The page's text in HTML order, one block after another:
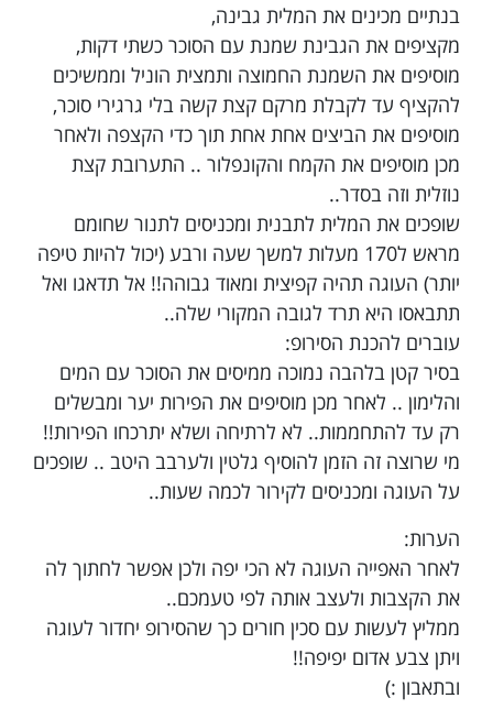
בנתיים מכינים את המלית גבינה,
מקציפים את הגבינת שמנת עם הסוכר כשתי דקות,
מוסיפים את השמנת החמוצה ותמצית הוניל וממשיכים
להקציף עד לקבלת מרקם קצת קשה בלי גרגירי סוכר,
מוסיפים את הביצים אחת אחת תוך כדי הקצפה ולאחר
מכן מוסיפים את הקמח והקונפלור .. התערובת קצת
נוזלית וזה בסדר..
שופכים את המלית לתבנית ומכניסים לתנור שחומם
מראש ל170 מעלות למשך שעה ורבע (יכול להיות טיפה
יותר) העוגה תהיה קפיצית ומאוד גבוהה!! אל תדאגו ואל
תתבאסו היא תרד לגובה המקורי שלה..
עוברים להכנת הסירופ:
בסיר קטן בלהבה נמוכה ממיסים את הסוכר עם המים
והלימון .. לאחר מכן מוסיפים את הפירות יער ומבשלים
רק עד להתחממות.. לא לרתיחה ושלא יתרכחו הפירות!!
מי שרוצה זה הזמן להוסיף גלטין ולערבב היטב .. שופכים
על העוגה ומכניסים לקירור לכמה שעות..
הערות:
לאחר האפייה העוגה לא הכי יפה ולכן אפשר לחתוך לה
את הקצבות ולעצב אותה לפי טעמכם..
ממליץ לעשות עם סכין חורים כך שהסירופ יחדור לעוגה
ויתן צבע אדום יפיפה!!
ובתאבון :)